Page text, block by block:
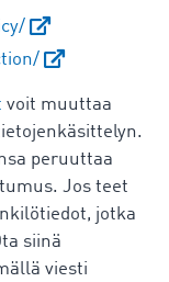
voit muuttaa
peruuttaa
Jos teet
jotka
siinä
viesti